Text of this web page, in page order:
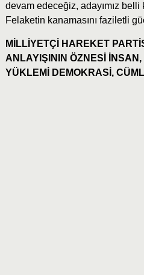
devam edeceğiz, adayımız belli
Felaketin kanamasını faziletli
MİLLİYETÇİ HAREKET
ANLAYIŞININ ÖZNESİ
YÜKLEMİ DEMOKRASİ,